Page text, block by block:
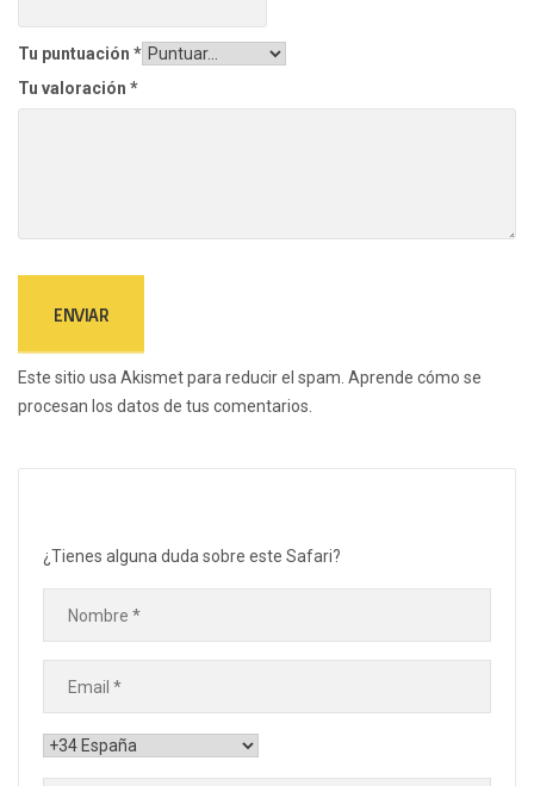
Tu puntuación *
Tu valoración *
Este sitio usa Akismet para reducir el spam. Aprende cómo se
procesan los datos de tus comentarios.
¿Tienes alguna duda sobre este Safari?